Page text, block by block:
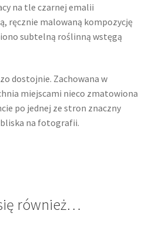
na tle czarnej emalii
ręcznie malowaną kompozycję
subtelną roślinną wstęgą
dostojnie. Zachowana w
miejscami nieco zmatowiona
po jednej ze stron znaczny
na fotografii.
również…